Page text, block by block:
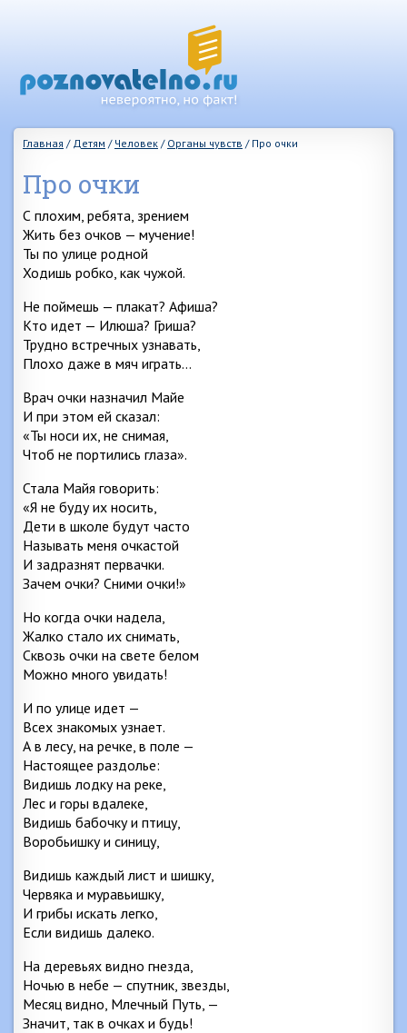
Главная / Детям / Человек / Органы чувств / Про очки
Про очки
С плохим, ребята, зрением
Жить без очков — мучение!
Ты по улице родной
Ходишь робко, как чужой.
Не поймешь — плакат? Афиша?
Кто идет — Илюша? Гриша?
Трудно встречных узнавать,
Плохо даже в мяч играть…
Врач очки назначил Майе
И при этом ей сказал:
«Ты носи их, не снимая,
Чтоб не портились глаза».
Стала Майя говорить:
«Я не буду их носить,
Дети в школе будут часто
Называть меня очкастой
И задразнят первачки.
Зачем очки? Сними очки!»
Но когда очки надела,
Жалко стало их снимать,
Сквозь очки на свете белом
Можно много увидать!
И по улице идет —
Всех знакомых узнает.
А в лесу, на речке, в поле —
Настоящее раздолье:
Видишь лодку на реке,
Лес и горы вдалеке,
Видишь бабочку и птицу,
Воробьишку и синицу,
Видишь каждый лист и шишку,
Червяка и муравьишку,
И грибы искать легко,
Если видишь далеко.
На деревьях видно гнезда,
Ночью в небе — спутник, звезды,
Месяц видно, Млечный Путь, —
Значит, так в очках и будь!